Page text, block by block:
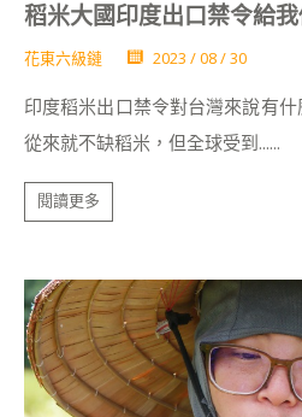
稻米大國印度出口禁令給
花東六級鏈 2023 / 08 / 30
印度稻米出口禁令對台灣來說有
從來就不缺稻米，但全球受到......
閱讀更多